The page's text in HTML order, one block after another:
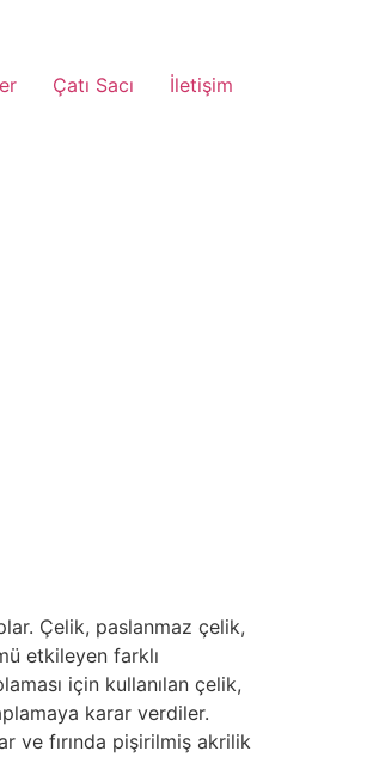
Çatı Sacı İletişim
Çelik, paslanmaz çelik,
etkileyen farklı
için kullanılan çelik,
karar verdiler.
ve fırında pişirilmiş akrilik